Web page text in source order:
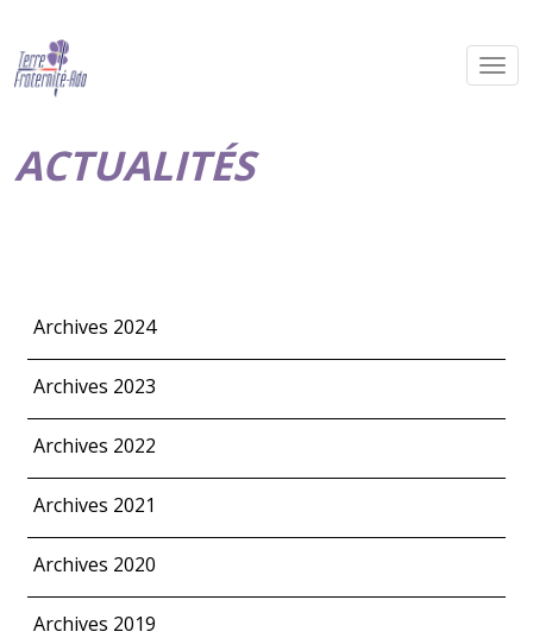
ACTUALITÉS
Archives 2024
Archives 2023
Archives 2022
Archives 2021
Archives 2020
Archives 2019